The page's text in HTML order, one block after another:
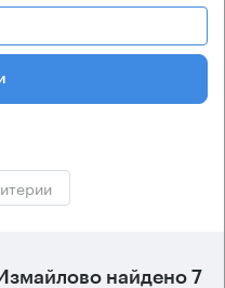
Измайлово найдено 7